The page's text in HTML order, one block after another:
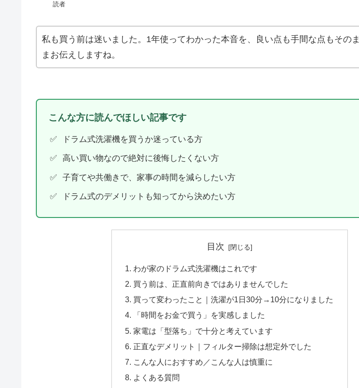
読者
私も買う前は迷いました。1年使ってわかった本音を、良い点も手間な点もそのま
まお伝えしますね。
こんな方に読んでほしい記事です
ドラム式洗濯機を買うか迷っている方
高い買い物なので絶対に後悔したくない方
子育てや共働きで、家事の時間を減らしたい方
ドラム式のデメリットも知ってから決めたい方
目次
わが家のドラム式洗濯機はこれです
買う前は、正直前向きではありませんでした
買って変わったこと｜洗濯が1日30分→10分になりました
「時間をお金で買う」を実感しました
家電は「型落ち」で十分と考えています
正直なデメリット｜フィルター掃除は想定外でした
こんな人におすすめ／こんな人は慎重に
よくある質問